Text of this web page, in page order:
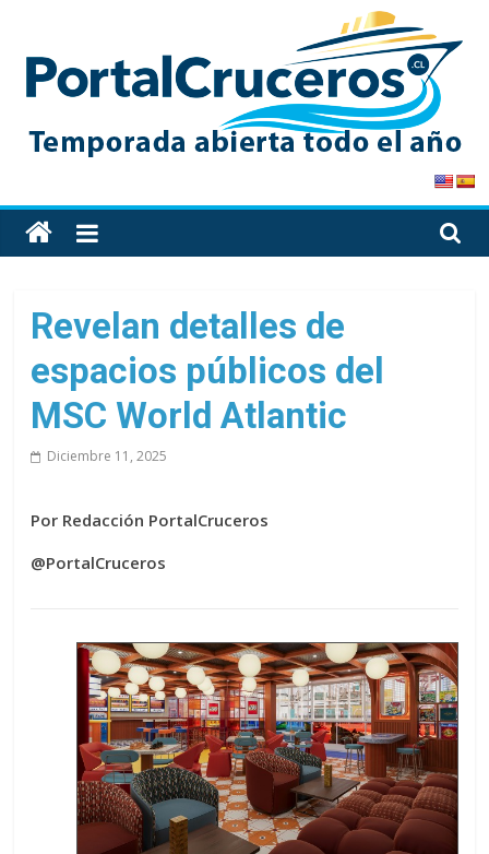
content
PortalCruceros
Toda
la
de
cruceros
en
solo
Revelan detalles de
espacios públicos del
MSC World Atlantic
Diciembre 11, 2025
Por Redacción PortalCruceros
@PortalCruceros